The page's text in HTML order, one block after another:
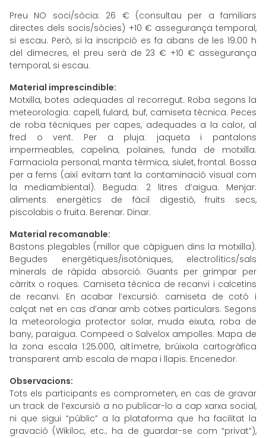
Preu NO soci/sòcia: 26 € (consultau per a familiars
directes dels socis/sòcies) +10 € assegurança temporal,
si escau. Però, si la inscripció es fa abans de les 19.00 h
del dimecres, el preu serà de 23 € +10 € assegurança
temporal, si escau.
Material imprescindible:
Motxilla, botes adequades al recorregut. Roba segons la
meteorologia: capell, fulard, buf, camiseta tècnica. Peces
de roba tècniques per capes, adequades a la calor, al
fred o vent. Per a pluja: jaqueta i pantalons
impermeables, capelina, polaines, funda de motxilla.
Farmaciola personal, manta tèrmica, siulet, frontal. Bossa
per a fems (així evitam tant la contaminació visual com
la mediambiental). Beguda: 2 litres d’aigua. Menjar:
aliments energètics de fàcil digestió, fruits secs,
piscolabis o fruita. Berenar. Dinar.
Material recomanable:
Bastons plegables (millor que càpiguen dins la motxilla).
Begudes energètiques/isotòniques, electrolítics/sals
minerals de ràpida absorció. Guants per grimpar per
càrritx o roques. Camiseta tècnica de recanvi i calcetins
de recanvi. En acabar l’excursió: camiseta de cotó i
calçat net en cas d’anar amb cotxes particulars. Segons
la meteorologia protector solar, muda eixuta, roba de
bany, paraigua. Compeed o Salvelox ampolles. Mapa de
la zona escala 1:25.000, altímetre, brúixola cartogràfica
transparent amb escala de mapa i llapis. Encenedor.
Observacions:
Tots els participants es comprometen, en cas de gravar
un track de l’excursió a no publicar-lo a cap xarxa social,
ni que sigui “públic” a la plataforma que ha facilitat la
gravació (Wikiloc, etc.; ha de guardar-se com “privat”),